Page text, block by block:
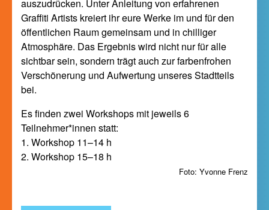
auszudrücken. Unter Anleitung von erfahrenen
Graffiti Artists kreiert ihr eure Werke im und für den
öffentlichen Raum gemeinsam und in chilliger
Atmosphäre. Das Ergebnis wird nicht nur für alle
sichtbar sein, sondern trägt auch zur farbenfrohen
Verschönerung und Aufwertung unseres Stadtteils
bei.
Es finden zwei Workshops mit jeweils 6
Teilnehmer*innen statt:
1. Workshop 11–14 h
2. Workshop 15–18 h
Foto: Yvonne Frenz